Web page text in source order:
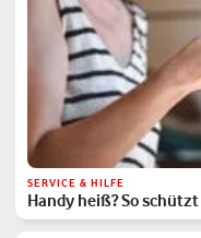
SERVICE & HILFE
Handy heiß? So